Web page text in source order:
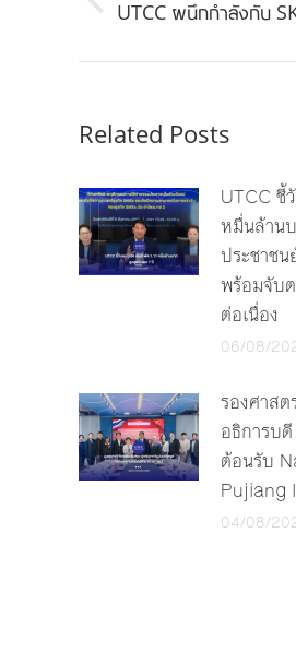
Previous
UTCC ผนึกกำลังกับ
Related Posts
UTCC ชี้
หมื่นล้าน
ประชาชน
พร้อมจับ
ต่อเนื่อง
06/08/
รองศาสต
อธิการบ
ต้อนรับ
Pujiang
04/08/